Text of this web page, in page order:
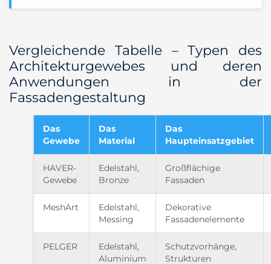
Vergleichende Tabelle – Typen des
Architekturgewebes und deren
Anwendungen in der
Fassadengestaltung
Das
Gewebe
Das
Material
Das
Haupteinsatzgebiet
HAVER-
Gewebe
Edelstahl,
Bronze
Großflächige
Fassaden
MeshArt
Edelstahl,
Messing
Dekorative
Fassadenelemente
PELGER
Edelstahl,
Aluminium
Schutzvorhänge,
Strukturen